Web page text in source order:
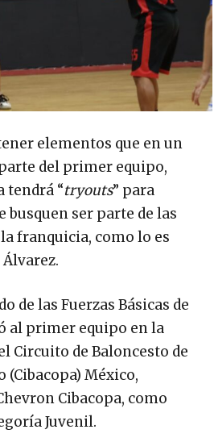
elementos que en un
del primer equipo,
tendrá “tryouts” para
busquen ser parte de las
la franquicia, como lo es
de las Fuerzas Básicas de
al primer equipo en la
Circuito de Baloncesto de
(Cibacopa) México,
Cibacopa, como
Juvenil.